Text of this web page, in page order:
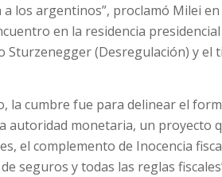
los argentinos”, proclamó Milei
en la residencia
Sturzenegger (Desregulación) y el
la cumbre fue para delinear el
autoridad monetaria, un proyecto
el complemento de Inocencia
seguros y todas las reglas